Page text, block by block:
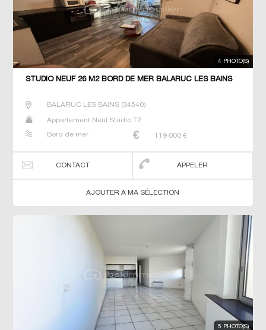
4 PHOTO(S)
STUDIO NEUF 26 M2 BORD DE MER BALARUC LES BAINS
BALARUC LES BAINS(34540)
Appartement Neuf Studio T2
Bord de mer 119 000 €
CONTACT APPELER
AJOUTER A MA SÉLECTION
5 PHOTO(S)